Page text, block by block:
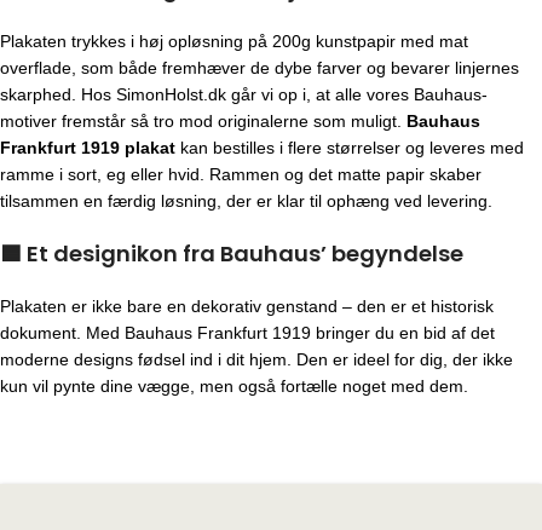
Plakaten trykkes i høj opløsning på 200g kunstpapir med mat
overflade, som både fremhæver de dybe farver og bevarer linjernes
skarphed. Hos SimonHolst.dk går vi op i, at alle vores Bauhaus-
motiver fremstår så tro mod originalerne som muligt. Bauhaus
Frankfurt 1919 plakat kan bestilles i flere størrelser og leveres med
ramme i sort, eg eller hvid. Rammen og det matte papir skaber
tilsammen en færdig løsning, der er klar til ophæng ved levering.
🟦 Et designikon fra Bauhaus’ begyndelse
Plakaten er ikke bare en dekorativ genstand – den er et historisk
dokument. Med Bauhaus Frankfurt 1919 bringer du en bid af det
moderne designs fødsel ind i dit hjem. Den er ideel for dig, der ikke
kun vil pynte dine vægge, men også fortælle noget med dem.